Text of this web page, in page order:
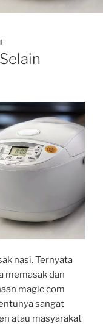
nasi.Ternyata
memasak dan
magic com
sangat
atau masyarakat